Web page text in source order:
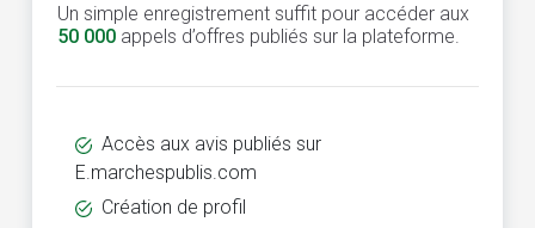
Un simple enregistrement suffit pour accéder aux
50 000appels d’offres publiés sur la plateforme.
Accès aux avis publiés sur
E.marchespublis.com
Création de profil